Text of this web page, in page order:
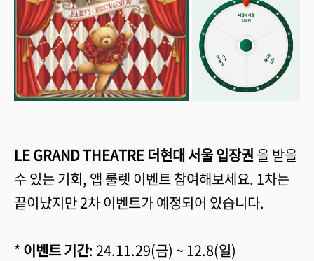
LE GRAND THEATRE 더현대 서울 입장권 을 받을
수 있는 기회, 앱 룰렛 이벤트 참여해보세요. 1차는
끝이났지만 2차 이벤트가 예정되어 있습니다.
* 이벤트 기간: 24.11.29(금) ~ 12.8(일)